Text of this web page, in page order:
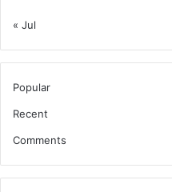
« Jul
Popular
Recent
Comments